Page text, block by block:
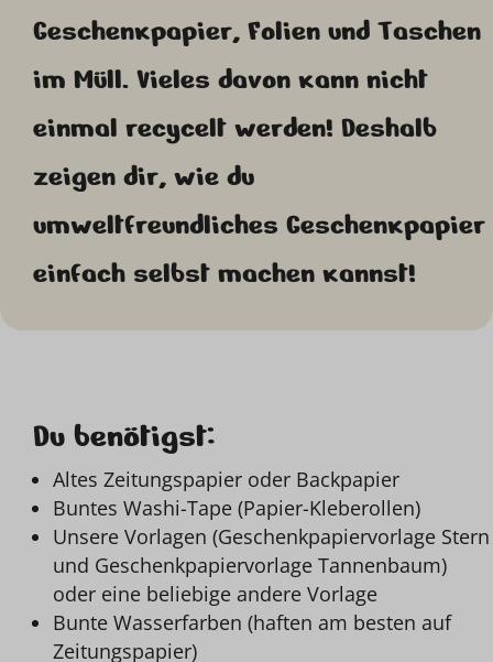
Geschenkpapier, Folien und Taschen
im Müll. Vieles davon kann nicht
einmal recycelt werden! Deshalb
zeigen dir, wie du
umweltfreundliches Geschenkpapier
einfach selbst machen kannst!
Du benötigst:
Altes Zeitungspapier oder Backpapier
Buntes Washi-Tape (Papier-Kleberollen)
Unsere Vorlagen (Geschenkpapiervorlage Stern
und Geschenkpapiervorlage Tannenbaum)
oder eine beliebige andere Vorlage
Bunte Wasserfarben (haften am besten auf
Zeitungspapier)